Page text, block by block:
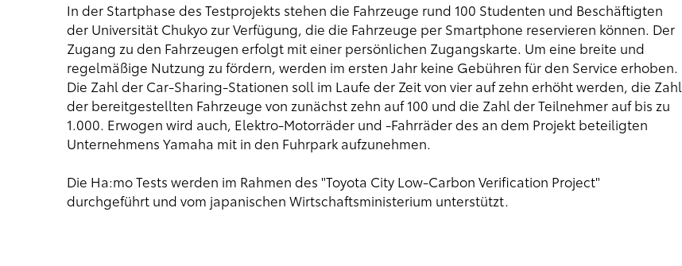
In der Startphase des Testprojekts stehen die Fahrzeuge rund 100 Studenten und Beschäftigten
der Universität Chukyo zur Verfügung, die die Fahrzeuge per Smartphone reservieren können. Der
Zugang zu den Fahrzeugen erfolgt mit einer persönlichen Zugangskarte. Um eine breite und
regelmäßige Nutzung zu fördern, werden im ersten Jahr keine Gebühren für den Service erhoben.
Die Zahl der Car-Sharing-Stationen soll im Laufe der Zeit von vier auf zehn erhöht werden, die Zahl
der bereitgestellten Fahrzeuge von zunächst zehn auf 100 und die Zahl der Teilnehmer auf bis zu
1.000. Erwogen wird auch, Elektro-Motorräder und -Fahrräder des an dem Projekt beteiligten
Unternehmens Yamaha mit in den Fuhrpark aufzunehmen.
Die Ha:mo Tests werden im Rahmen des "Toyota City Low-Carbon Verification Project"
durchgeführt und vom japanischen Wirtschaftsministerium unterstützt.